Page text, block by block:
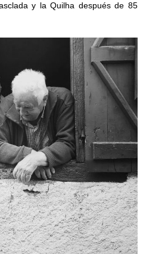
y la Quilha después de 85